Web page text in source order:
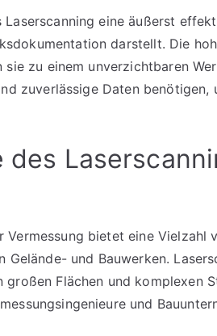
Laserscanning eine äußerst
darstellt. Die
zu einem unverzichtbaren
zuverlässige Daten benötigen,
Vermessung bietet eine Vielzahl
und Bauwerken.
großen Flächen und komplexen
und